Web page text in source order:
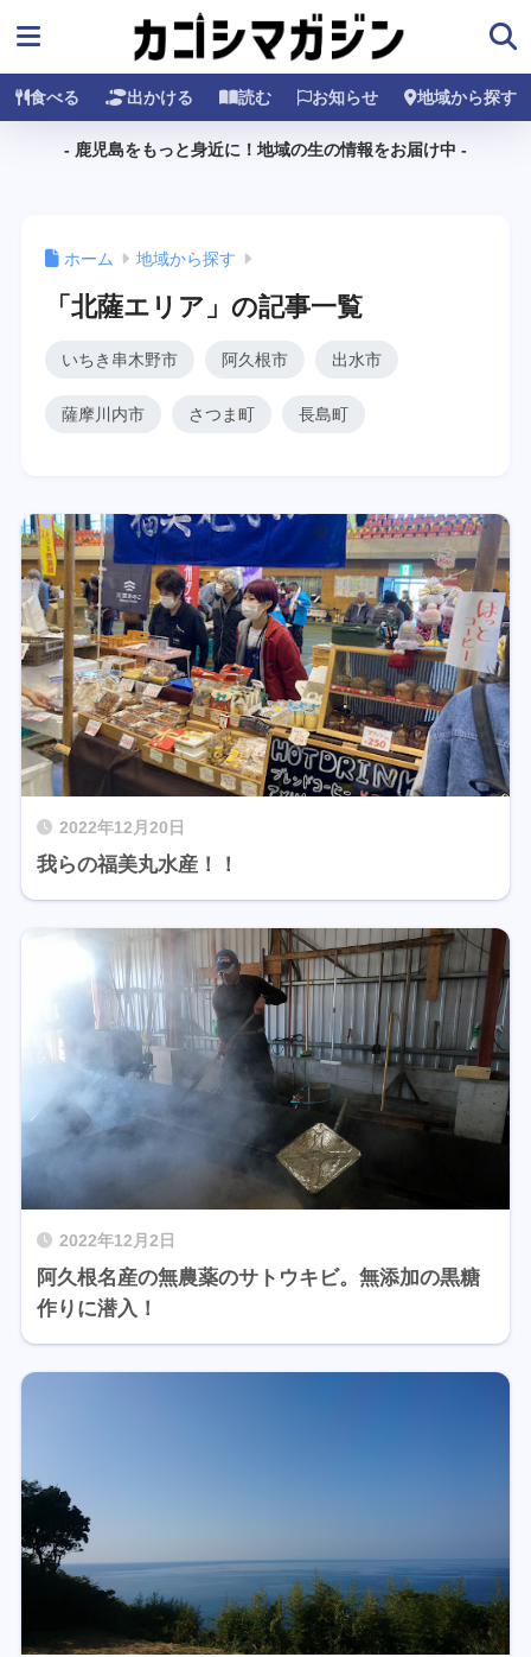
食べる 出かける 読む お知らせ 地域から探す
- 鹿児島をもっと身近に！地域の生の情報をお届け中 -
ホーム 地域から探す
「北薩エリア」の記事一覧
いちき串木野市 阿久根市 出水市
薩摩川内市 さつま町 長島町
2022年12月20日
我らの福美丸水産！！
2022年12月2日
阿久根名産の無農薬のサトウキビ。無添加の黒糖
作りに潜入！